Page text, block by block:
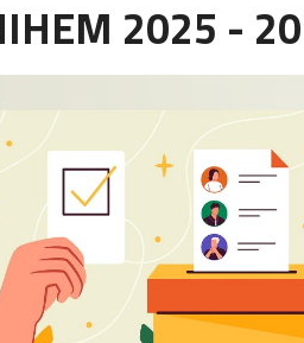
2025 -